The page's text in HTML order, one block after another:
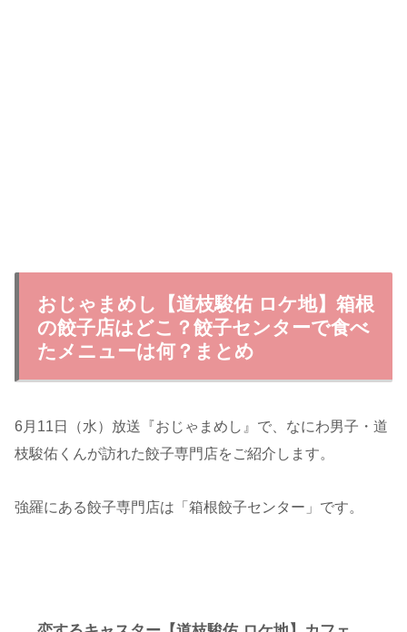
おじゃまめし【道枝駿佑 ロケ地】箱根
の餃子店はどこ？餃子センターで食べ
たメニューは何？まとめ
6月11日（水）放送『おじゃまめし』で、なにわ男子・道
枝駿佑くんが訪れた餃子専門店をご紹介します。
強羅にある餃子専門店は「箱根餃子センター」です。